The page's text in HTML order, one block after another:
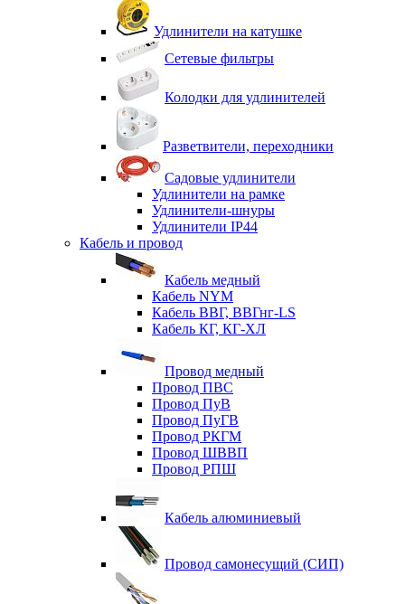
Удлинители на катушке
Сетевые фильтры
Колодки для удлинителей
Разветвители, переходники
Садовые удлинители
Удлинители на рамке
Удлинители-шнуры
Удлинители IP44
Кабель и провод
Кабель медный
Кабель NYM
Кабель ВВГ, ВВГнг-LS
Кабель КГ, КГ-ХЛ
Провод медный
Провод ПВС
Провод ПуВ
Провод ПуГВ
Провод РКГМ
Провод ШВВП
Провод РПШ
Кабель алюминиевый
Провод самонесущий (СИП)